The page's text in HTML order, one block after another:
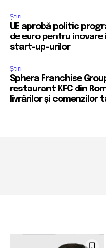
Știri
UE aprobă politic
de euro pentru inovare
start-up-urilor
Știri
Sphera Franchise
restaurant KFC din
livrărilor și comenzilor